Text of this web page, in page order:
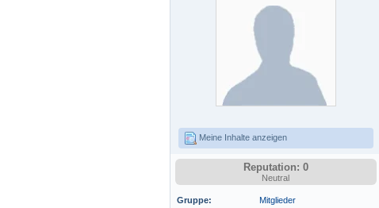
Meine Inhalte anzeigen
Reputation: 0
Neutral
Gruppe:
Mitglieder